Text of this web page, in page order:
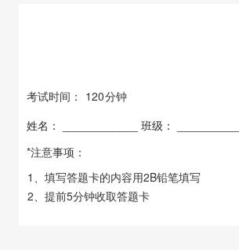
考试时间： 120分钟
姓名：
班级：
*注意事项：
1、填写答题卡的内容用2B铅笔填写
2、提前5分钟收取答题卡